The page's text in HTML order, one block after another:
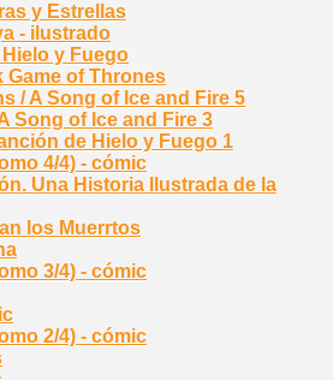
y Estrellas
- ilustrado
y Fuego
Game of Thrones
/ A Song of Ice and Fire 5
Song of Ice and Fire 3
de Hielo y Fuego 1
4/4) - cómic
Una Historia Ilustrada de la
los Muerrtos
3/4) - cómic
2/4) - cómic